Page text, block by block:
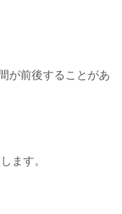
が前後することがあ
ます。